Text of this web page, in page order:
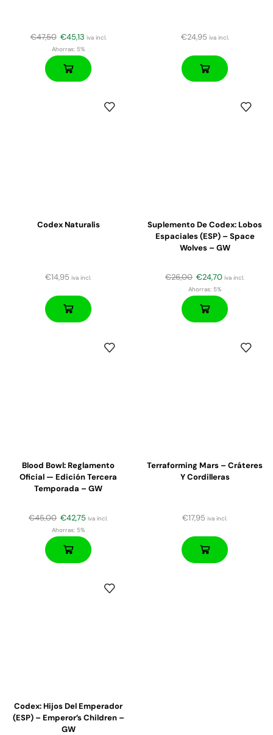
€47,50 €45,13 iva incl.
Ahorras:5%
€24,95 iva incl.
Codex Naturalis
€14,95 iva incl.
Suplemento De Codex: Lobos
Espaciales (ESP) – Space
Wolves – GW
€26,00 €24,70 iva incl.
Ahorras:5%
Blood Bowl: Reglamento
Oficial — Edición Tercera
Temporada – GW
€45,00 €42,75 iva incl.
Ahorras:5%
Terraforming Mars – Cráteres
Y Cordilleras
€17,95 iva incl.
Codex: Hijos Del Emperador
(ESP) – Emperor’s Children –
GW